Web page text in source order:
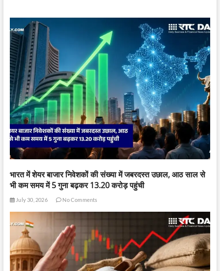
भारत में शेयर बाजार निवेशकों की संख्या में जबरदस्त उछाल, आठ साल से
भी कम समय में 5 गुना बढ़कर 13.20 करोड़ पहुंची
July 30, 2026 No Comments